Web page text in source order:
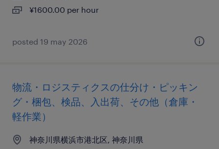
¥1600.00 per hour
posted 19 may 2026
物流・ロジスティクスの仕分け・ピッキン
グ・梱包、検品、入出荷、その他（倉庫・
軽作業）
神奈川県横浜市港北区, 神奈川県